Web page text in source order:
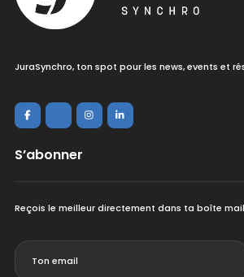
JuraSynchro, ton spot pour les news, events et
S’abonner
Reçois le meilleur directement dans ta boîte